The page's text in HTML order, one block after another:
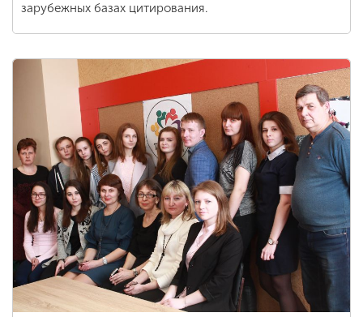
зарубежных базах цитирования.